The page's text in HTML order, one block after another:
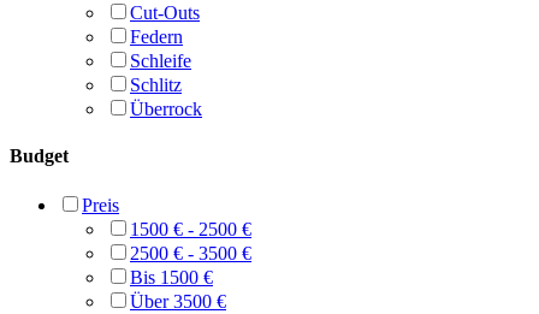
Cut-Outs
Federn
Schleife
Schlitz
Überrock
Budget
Preis
1500 € - 2500 €
2500 € - 3500 €
Bis 1500 €
Über 3500 €